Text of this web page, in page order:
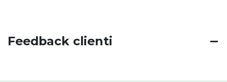
Feedback clienti